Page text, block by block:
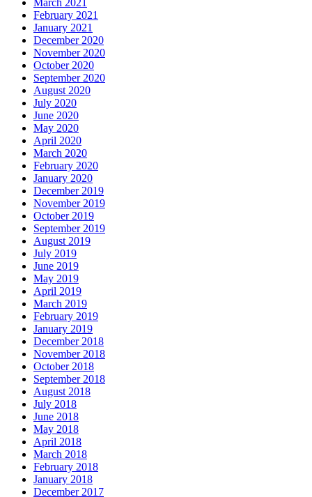
February 2021
January 2021
December 2020
November 2020
October 2020
September 2020
August 2020
July 2020
June 2020
May 2020
April 2020
March 2020
February 2020
January 2020
December 2019
November 2019
October 2019
September 2019
August 2019
July 2019
June 2019
May 2019
April 2019
March 2019
February 2019
January 2019
December 2018
November 2018
October 2018
September 2018
August 2018
July 2018
June 2018
May 2018
April 2018
March 2018
February 2018
January 2018
December 2017